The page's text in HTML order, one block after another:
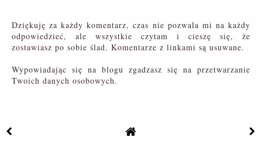
Dziękuję za każdy komentarz, czas nie pozwala mi na każdy
odpowiedzieć, ale wszystkie czytam i cieszę się, że
zostawiasz po sobie ślad. Komentarze z linkami są usuwane.
Wypowiadając się na blogu zgadzasz się na przetwarzanie
Twoich danych osobowych.